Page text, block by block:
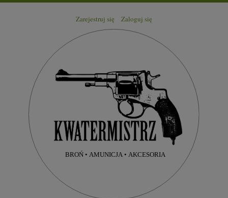
Zarejestruj się Zaloguj się